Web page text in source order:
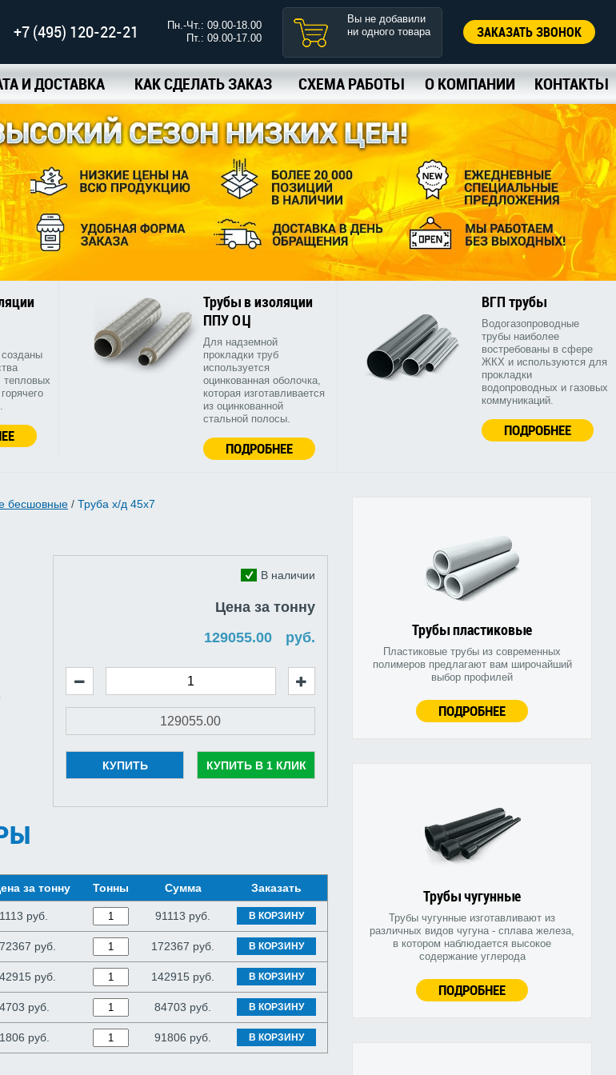
+7 (495) 120-22-21
Пн.-Чт.: 09.00-18.00
Пт.: 09.00-17.00
Вы не добавили
ни одного товара
ЗАКАЗАТЬ ЗВОНОК
И ДОСТАВКА КАК СДЕЛАТЬ ЗАКАЗ СХЕМА РАБОТЫ О КОМПАНИИ КОНТАКТЫ
тепловых
Трубы в изоляции
ППУ ОЦ
Для надземной
прокладки труб
используется
оцинкованная оболочка,
которая изготавливается
из оцинкованной
стальной полосы.
ПОДРОБНЕЕ
ВГП трубы
Водогазопроводные
трубы наиболее
востребованы в сфере
ЖКХ и используются для
прокладки
водопроводных и газовых
коммуникаций.
ПОДРОБНЕЕ
Трубы пластиковые
Пластиковые трубы из современных
полимеров предлагают вам широчайший
выбор профилей
ПОДРОБНЕЕ
Трубы чугунные
Трубы чугунные изготавливают из
различных видов чугуна - сплава железа,
в котором наблюдается высокое
содержание углерода
ПОДРОБНЕЕ
бесшовные / Труба х/д 45x7
В наличии
Цена за тонну
руб.
КУПИТЬ КУПИТЬ В 1 КЛИК
за тонну Тонны Сумма Заказать
руб. 91113 руб. В КОРЗИНУ
руб. 172367 руб. В КОРЗИНУ
руб. 142915 руб. В КОРЗИНУ
руб. 84703 руб. В КОРЗИНУ
руб. 91806 руб. В КОРЗИНУ